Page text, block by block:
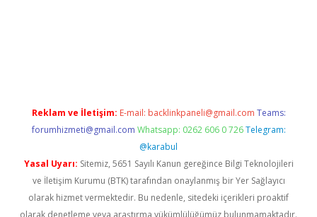
Reklam ve İletişim: E-mail: backlinkpaneli@gmail.com Teams:
forumhizmeti@gmail.com Whatsapp: 0262 606 0 726 Telegram:
@karabul
Yasal Uyarı: Sitemiz, 5651 Sayılı Kanun gereğince Bilgi Teknolojileri
ve İletişim Kurumu (BTK) tarafından onaylanmış bir Yer Sağlayıcı
olarak hizmet vermektedir. Bu nedenle, sitedeki içerikleri proaktif
olarak denetleme veya araştırma yükümlülüğümüz bulunmamaktadır.